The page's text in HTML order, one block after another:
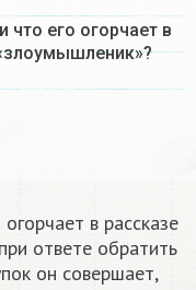
что его огорчает в
в рассказе
ответе обратить
он совершает,